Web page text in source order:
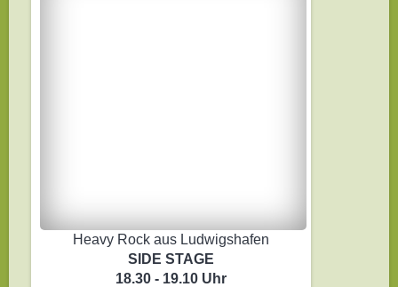
Heavy Rock aus Ludwigshafen
SIDE STAGE
18.30 - 19.10 Uhr